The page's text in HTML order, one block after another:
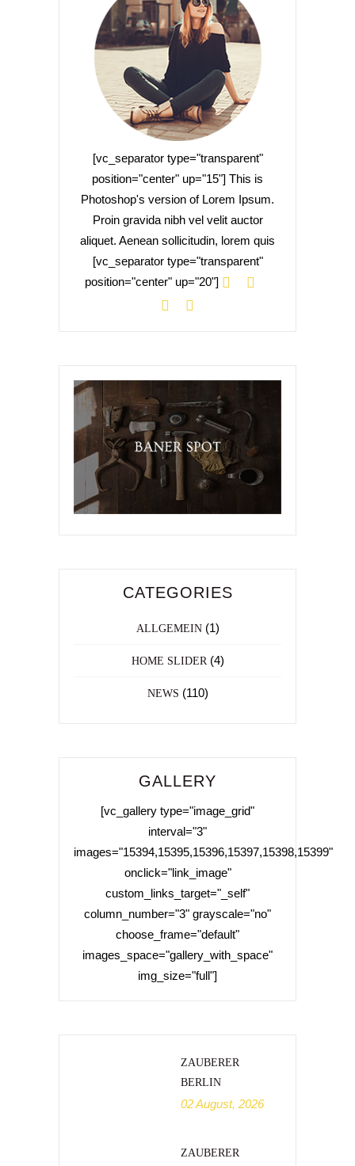
[vc_separator type="transparent"
position="center" up="15"] This is
Photoshop's version of Lorem Ipsum.
Proin gravida nibh vel velit auctor
aliquet. Aenean sollicitudin, lorem quis
[vc_separator type="transparent"
position="center" up="20"]
CATEGORIES
ALLGEMEIN(1)
HOME SLIDER (4)
NEWS (110)
GALLERY
[vc_gallery type="image_grid"
interval="3"
images="15394,15395,15396,15397,15398,15399"
onclick="link_image"
custom_links_target="_self"
column_number="3" grayscale="no"
choose_frame="default"
images_space="gallery_with_space"
img_size="full"]
ZAUBERER
BERLIN
02 August, 2026
ZAUBERER